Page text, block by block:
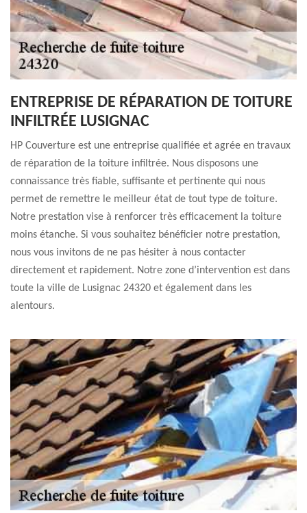
ENTREPRISE DE RÉPARATION DE TOITURE
INFILTRÉE LUSIGNAC
HP Couverture est une entreprise qualifiée et agrée en travaux
de réparation de la toiture infiltrée. Nous disposons une
connaissance très fiable, suffisante et pertinente qui nous
permet de remettre le meilleur état de tout type de toiture.
Notre prestation vise à renforcer très efficacement la toiture
moins étanche. Si vous souhaitez bénéficier notre prestation,
nous vous invitons de ne pas hésiter à nous contacter
directement et rapidement. Notre zone d’intervention est dans
toute la ville de Lusignac 24320 et également dans les
alentours.